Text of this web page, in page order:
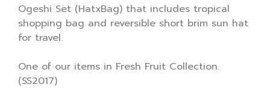
Ogeshi Set (HatxBag) that includes tropical
shopping bag and reversible short brim sun hat
for travel.
One of our items in Fresh Fruit Collection.
(SS2017)